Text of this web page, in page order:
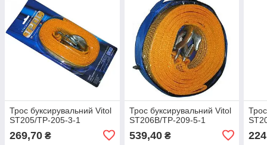
Трос буксирувальний Vitol
ST205/TP-205-3-1
269,70 ₴
Трос буксирувальний Vitol
ST206B/TP-209-5-1
539,40₴